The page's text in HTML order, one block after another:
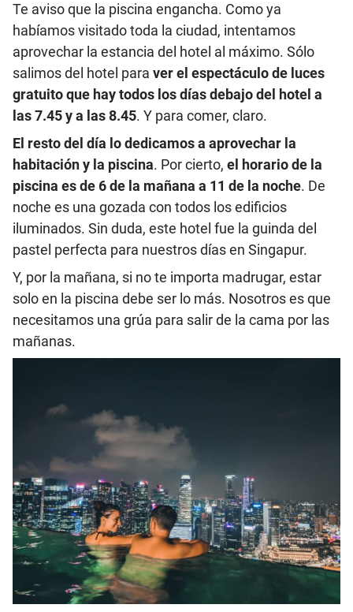
Te aviso que la piscina engancha. Como ya
habíamos visitado toda la ciudad, intentamos
aprovechar la estancia del hotel al máximo. Sólo
salimos del hotel para ver el espectáculo de luces
gratuito que hay todos los días debajo del hotel a
las 7.45 y a las 8.45. Y para comer, claro.
El resto del día lo dedicamos a aprovechar la
habitación y la piscina. Por cierto, el horario de la
piscina es de 6 de la mañana a 11 de la noche. De
noche es una gozada con todos los edificios
iluminados. Sin duda, este hotel fue la guinda del
pastel perfecta para nuestros días en Singapur.
Y, por la mañana, si no te importa madrugar, estar
solo en la piscina debe ser lo más. Nosotros es que
necesitamos una grúa para salir de la cama por las
mañanas.